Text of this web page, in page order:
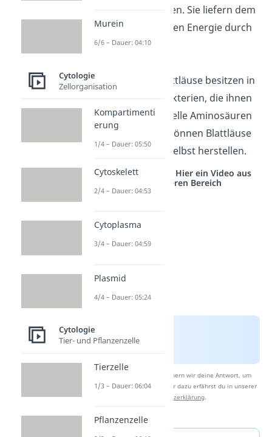
Endosymbionten. Sie liefern dem
Wimperntierchen Energie durch
Fotosynthese.
Blattläuse:
Blattläuse besitzen in
ihren Zellen Bakterien, die ihnen
helfen, essenzielle Aminosäuren
zu bilden. Die können Blattläuse
nämlich nicht selbst herstellen.
Studyflix vernetzt: Hier ein Video aus
einem anderen Bereich
Nach Beantwortung speichern wir deine Antwort, um
Studyflix zu verbessern. Mehr dazu erfährst du in unserer
Datenschutzerklärung
Murein
6/6 – Dauer: 04:10
Cytologie
Zellorganisation
Kompartimenti
erung
1/4 – Dauer: 05:50
Cytoskelett
2/4 – Dauer: 04:53
Cytoplasma
3/4 – Dauer: 04:59
Plasmid
4/4 – Dauer: 05:24
Cytologie
Tier- und Pflanzenzelle
Tierzelle
1/3 – Dauer: 06:04
Pflanzenzelle